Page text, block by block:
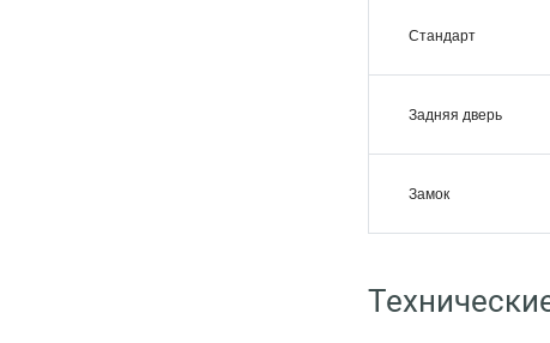
Стандарт
Задняя дверь
Замок